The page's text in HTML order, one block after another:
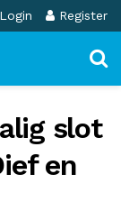
Login Register
slot
en